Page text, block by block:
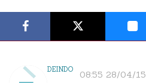
DEINDO 08:55 28/04/15